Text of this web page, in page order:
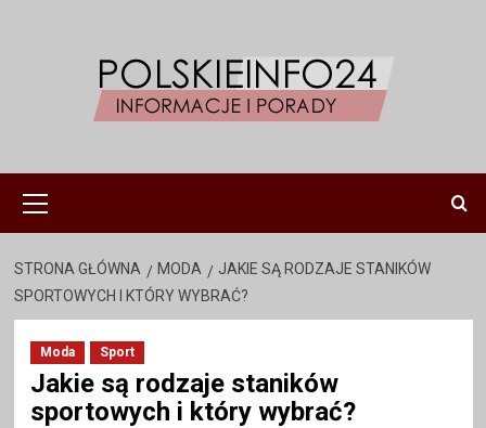
główne
STRONA GŁÓWNA MODA
JAKIE SĄ RODZAJE STANIKÓW
SPORTOWYCH I KTÓRY WYBRAĆ?
Moda Sport
Jakie są rodzaje staników
sportowych i który wybrać?